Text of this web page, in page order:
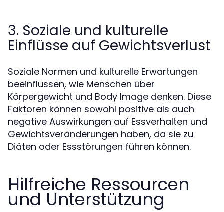
3. Soziale und kulturelle
Einflüsse auf Gewichtsverlust
Soziale Normen und kulturelle Erwartungen
beeinflussen, wie Menschen über
Körpergewicht und Body Image denken. Diese
Faktoren können sowohl positive als auch
negative Auswirkungen auf Essverhalten und
Gewichtsveränderungen haben, da sie zu
Diäten oder Essstörungen führen können.
Hilfreiche Ressourcen
und Unterstützung